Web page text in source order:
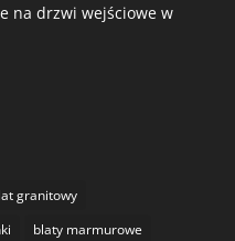
na drzwi wejściowe w
granitowy
blaty marmurowe